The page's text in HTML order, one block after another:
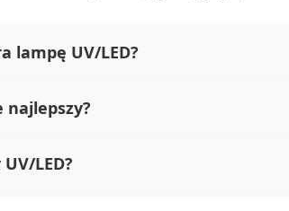
lampę UV/LED?
najlepszy?
LED?